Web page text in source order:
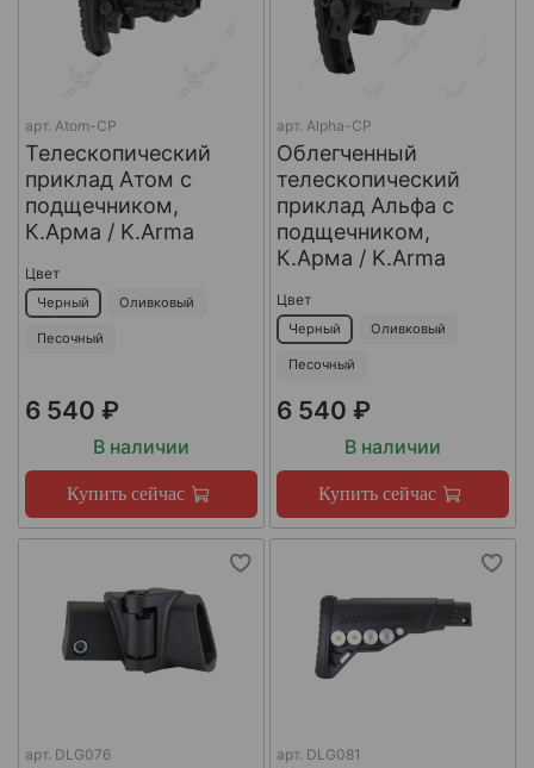
арт. Atom-CP
Телескопический
приклад Атом с
подщечником,
К.Арма / K.Arma
Цвет
Черный Оливковый
Песочный
6 540 ₽
В наличии
Купить сейчас
арт. Alpha-CP
Облегченный
телескопический
приклад Альфа с
подщечником,
К.Арма / K.Arma
Цвет
Черный Оливковый
Песочный
6 540 ₽
В наличии
Купить сейчас
арт. DLG076 арт. DLG081